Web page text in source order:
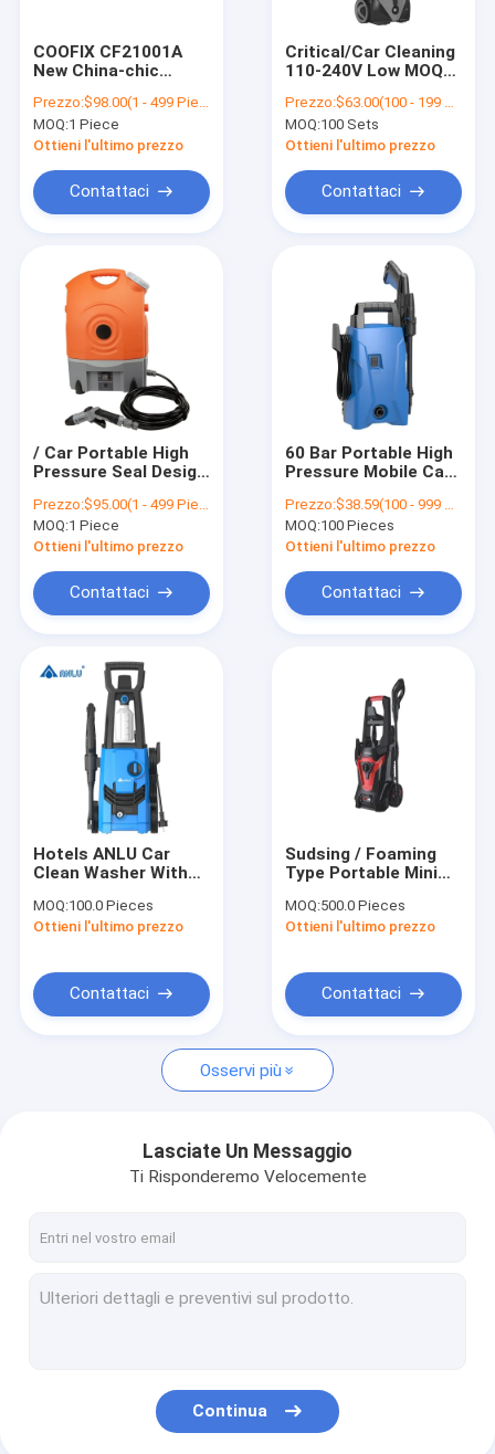
Lavatrice di auto elettrica
Lavatrice di auto elettrica
Lavatrice a reazione
Lavatrice di schiuma per auto
Lavatrice a vapore
Lavatrice di auto senza fili
Pistola per autolavaggio
lavatrice automatica
Lavatrice di veicoli
COOFIX CF21001A
New China-chic
Washer Pressure
Washer 1400W Car
Washer
Prezzo:$98.00(1 - 499 Pieces) $50.00(500 - 2999 Pieces) $45.00(3000 - 9999 Pieces) $40.50(>=10000 Pieces)
MOQ:1 Piece
Ottieni l'ultimo prezzo
Contattaci
Critical/Car Cleaning
110-240V Low MOQ
ROHS Certified Car
High Pressure
Washer Cleaner
Prezzo:$63.00(100 - 199 Sets) $60.00(200 - 499 Sets) $57.00(500 - 999 Sets) $56.00(>=1000 Sets)
MOQ:100 Sets
Ottieni l'ultimo prezzo
Contattaci
/ Car Portable High
Pressure Seal Design
With 17L Large Water
Tank With
Rechargeable
Cleaner
Prezzo:$95.00(1 - 499 Pieces) $65.00(>=500 Pieces)
MOQ:1 Piece
Ottieni l'ultimo prezzo
Contattaci
60 Bar Portable High
Pressure Mobile Car
Spray Cleaner For
Hotels
Prezzo:$38.59(100 - 999 Pieces) $36.80(1000 - 2499 Pieces) $30.05(>=2500 Pieces)
MOQ:100 Pieces
Ottieni l'ultimo prezzo
Contattaci
Hotels ANLU Car
Clean Washer With
Bottle Washer
MOQ:100.0 Pieces
Ottieni l'ultimo prezzo
Contattaci
Sudsing / Foaming
Type Portable Mini
Washer Induction
Motor Maker
MOQ:500.0 Pieces
Ottieni l'ultimo prezzo
Contattaci
Osservi più
Lasciate Un Messaggio
Ti Risponderemo Velocemente
Continua